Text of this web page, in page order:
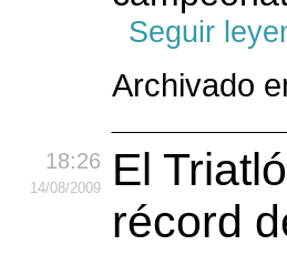
Seguir
Archivado
18:26
14/08/2009
El
récord